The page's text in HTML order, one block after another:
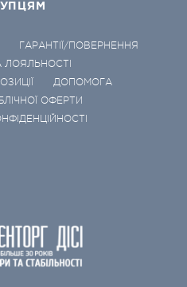
ГАРАНТІЇ/ПОВЕРНЕННЯ
ЛОЯЛЬНОСТІ
ДОПОМОГА
ОФЕРТИ